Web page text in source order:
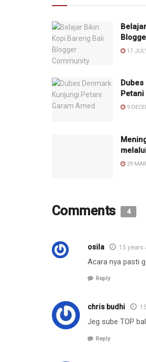
17
Petani
9
29
Comments 4
osila 15 years
Acara nya pasti
Reply
chris budhi
Jeg sube TOP
Reply